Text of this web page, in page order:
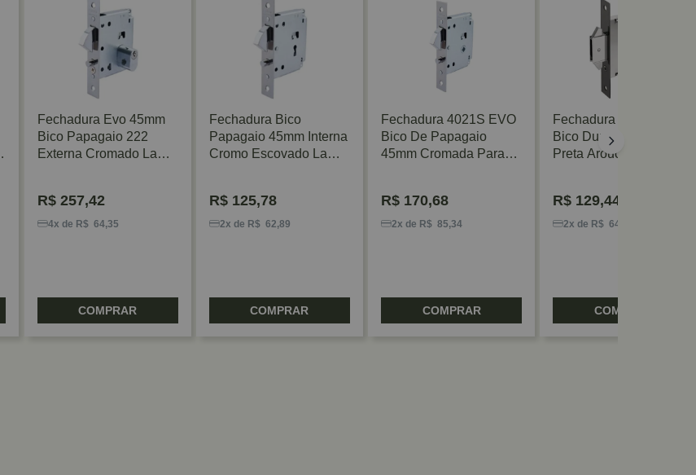
Fechadura Evo 45mm
Bico Papagaio 222
Externa Cromado La
R$257,42
4x de R$ 64,35
COMPRAR
Fechadura Bico
Papagaio 45mm Interna
Cromo Escovado La
R$125,78
2x de R$ 62,89
COMPRAR
Fechadura 4021S EVO
Bico De Papagaio
45mm Cromada Para
R$ 170,68
2x de R$ 85,34
COMPRAR
Fechadura Banheiro
Bico Duplo 5006 45mm
Preta Arouca
R$ 129,44
2x de R$ 64,72
COMPRAR